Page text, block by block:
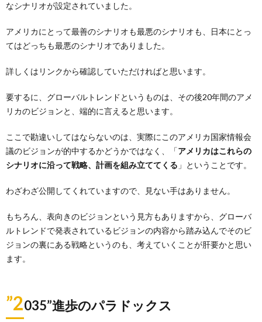
なシナリオが設定されていました。
アメリカにとって最善のシナリオも最悪のシナリオも、日本にとっ
てはどっちも最悪のシナリオでありました。
詳しくはリンクから確認していただければと思います。
要するに、グローバルトレンドというものは、その後20年間のアメ
リカのビジョンと、端的に言えると思います。
ここで勘違いしてはならないのは、実際にこのアメリカ国家情報会
議のビジョンが的中するかどうかではなく、「アメリカはこれらの
シナリオに沿って戦略、計画を組み立ててくる 」ということです。
わざわざ公開してくれていますので、見ない手はありません。
もちろん、表向きのビジョンという見方もありますから、グローバ
ルトレンドで発表されているビジョンの内容から踏み込んでそのビ
ジョンの裏にある戦略というのも、考えていくことが肝要かと思い
ます。
”2035”進歩のパラドックス